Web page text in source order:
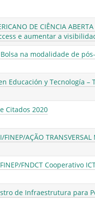
DE CIÊNCIA
e aumentar a
na modalidade de
Educación y Tecnología –
Citados 2020
AÇÃO
FNDCT Cooperativo
de Infraestrutura para